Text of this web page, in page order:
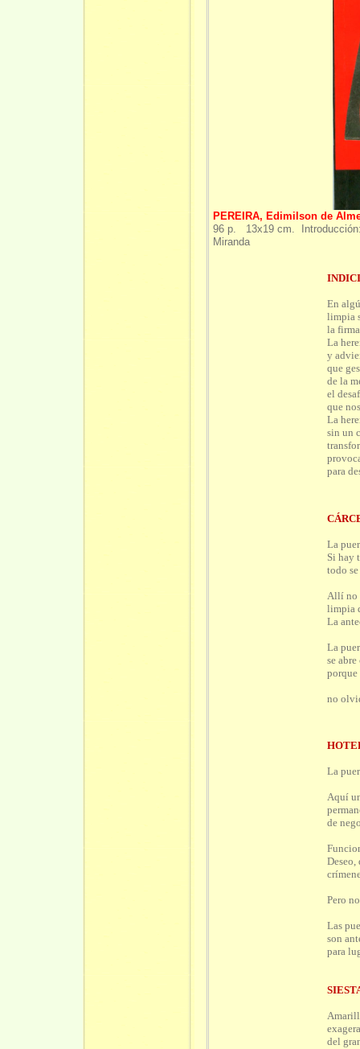
PEREIRA, Edimilson de
96 p. 13x19 cm. Introducción:
Miranda
En
limpia
la
La
y
que
de la
el
que
La
sin un
para
La
Si hay
todo
Allí no
limpia
La
La
se
porque
no
La
Aquí
de
Deseo,
Pero
Las
son
para
del